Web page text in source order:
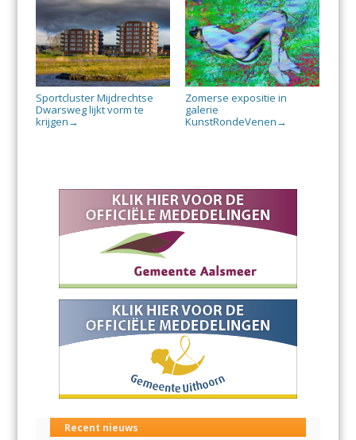
Sportcluster Mijdrechtse
Dwarsweg lijkt vorm te
krijgen →
Zomerse expositie in
galerie
KunstRondeVenen →
Recent nieuws